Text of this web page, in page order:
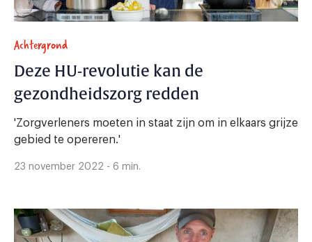
Achtergrond
Deze HU-revolutie kan de
gezondheidszorg redden
'Zorgverleners moeten in staat zijn om in elkaars grijze
gebied te opereren.'
23 november 2022 - 6 min.